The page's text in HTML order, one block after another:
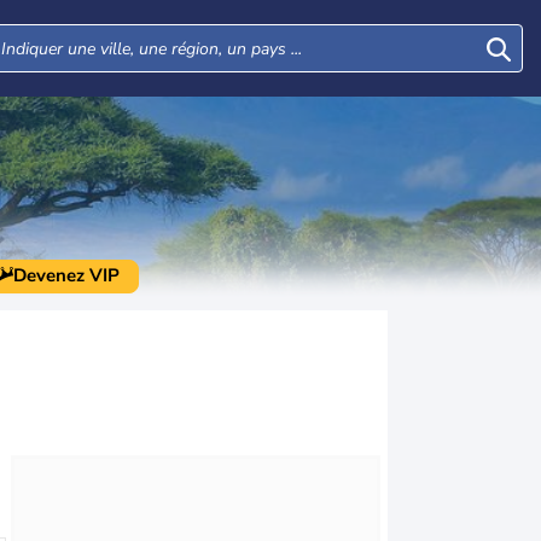
Devenez VIP